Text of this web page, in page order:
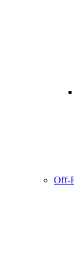
Off-